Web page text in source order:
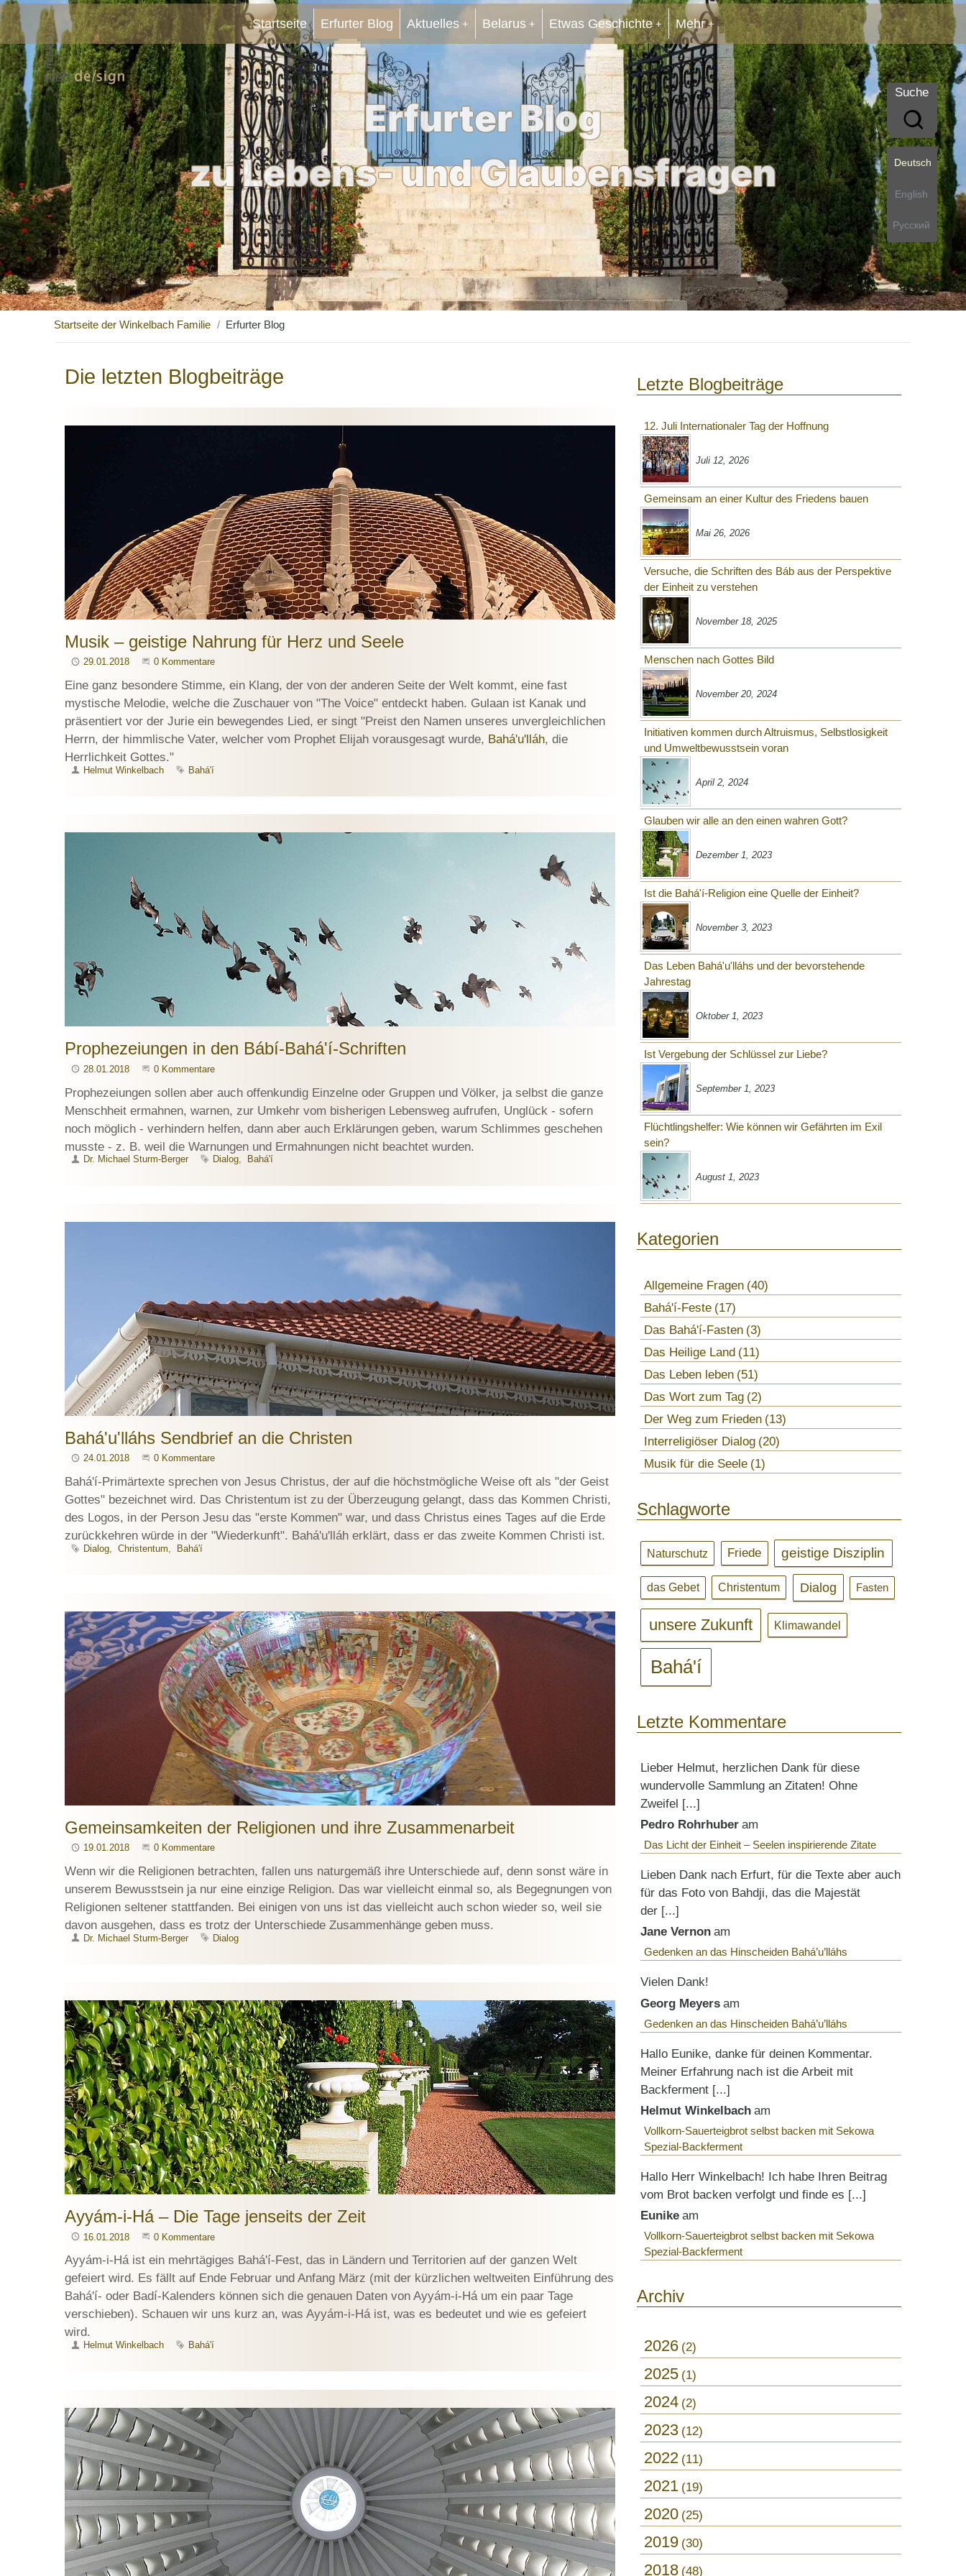
Startseite Erfurter Blog Aktuelles Belarus Etwas Geschichte Mehr
Suche
Deutsch
English
Русский
Erfurter Blog
zu Lebens- und Glaubensfragen
Startseite der Winkelbach Familie Erfurter Blog
Die letzten Blogbeiträge
Musik – geistige Nahrung für Herz und Seele
Publiziert
29.01.2018 Beginne eine Unterhaltung
0 Kommentare
Eine ganz besondere Stimme, ein Klang, der von der anderen Seite der Welt kommt, eine fast
mystische Melodie, welche die Zuschauer von "The Voice" entdeckt haben. Gulaan ist Kanak und
präsentiert vor der Jurie ein bewegendes Lied, er singt "Preist den Namen unseres unvergleichlichen
Herrn, der himmlische Vater, welcher vom Prophet Elijah vorausgesagt wurde, Bahá'u'lláh, die
Herrlichkeit Gottes."
Autor
Helmut Winkelbach Schlagwort
Bahá'í
Prophezeiungen in den Bábí-Bahá'í-Schriften
Publiziert
28.01.2018 Beginne eine Unterhaltung
0 Kommentare
Prophezeiungen sollen aber auch offenkundig Einzelne oder Gruppen und Völker, ja selbst die ganze
Menschheit ermahnen, warnen, zur Umkehr vom bisherigen Lebensweg aufrufen, Unglück - sofern
noch möglich - verhindern helfen, dann aber auch Erklärungen geben, warum Schlimmes geschehen
musste - z. B. weil die Warnungen und Ermahnungen nicht beachtet wurden.
Autor
Dr. Michael Sturm-Berger Schlagworte
Dialog Bahá'í
Bahá'u'lláhs Sendbrief an die Christen
Publiziert
24.01.2018 Beginne eine Unterhaltung
0 Kommentare
Bahá'í-Primärtexte sprechen von Jesus Christus, der auf die höchstmögliche Weise oft als "der Geist
Gottes" bezeichnet wird. Das Christentum ist zu der Überzeugung gelangt, dass das Kommen Christi,
des Logos, in der Person Jesu das "erste Kommen" war, und dass Christus eines Tages auf die Erde
zurückkehren würde in der "Wiederkunft". Bahá'u'lláh erklärt, dass er das zweite Kommen Christi ist.
Schlagworte
Dialog Christentum Bahá'í
Gemeinsamkeiten der Religionen und ihre Zusammenarbeit
Publiziert
19.01.2018 Beginne eine Unterhaltung
0 Kommentare
Wenn wir die Religionen betrachten, fallen uns naturgemäß ihre Unterschiede auf, denn sonst wäre in
unserem Bewusstsein ja nur eine einzige Religion. Das war vielleicht einmal so, als Begegnungen von
Religionen seltener stattfanden. Bei einigen von uns ist das vielleicht auch schon wieder so, weil sie
davon ausgehen, dass es trotz der Unterschiede Zusammenhänge geben muss.
Autor
Dr. Michael Sturm-Berger Schlagwort
Dialog
Ayyám-i-Há – Die Tage jenseits der Zeit
Publiziert
16.01.2018 Beginne eine Unterhaltung
0 Kommentare
Ayyám-i-Há ist ein mehrtägiges Bahá'í-Fest, das in Ländern und Territorien auf der ganzen Welt
gefeiert wird. Es fällt auf Ende Februar und Anfang März (mit der kürzlichen weltweiten Einführung des
Bahá'í- oder Badí-Kalenders können sich die genauen Daten von Ayyám-i-Há um ein paar Tage
verschieben). Schauen wir uns kurz an, was Ayyám-i-Há ist, was es bedeutet und wie es gefeiert
wird.
Autor
Helmut Winkelbach Schlagwort
Bahá'í
Letzte Blogbeiträge
12. Juli Internationaler Tag der Hoffnung
Juli 12, 2026
Gemeinsam an einer Kultur des Friedens bauen
Mai 26, 2026
Versuche, die Schriften des Báb aus der Perspektive
der Einheit zu verstehen
November 18, 2025
Menschen nach Gottes Bild
November 20, 2024
Initiativen kommen durch Altruismus, Selbstlosigkeit
und Umweltbewusstsein voran
April 2, 2024
Glauben wir alle an den einen wahren Gott?
Dezember 1, 2023
Ist die Bahá'í-Religion eine Quelle der Einheit?
November 3, 2023
Das Leben Bahá'u'lláhs und der bevorstehende
Jahrestag
Oktober 1, 2023
Ist Vergebung der Schlüssel zur Liebe?
September 1, 2023
Flüchtlingshelfer: Wie können wir Gefährten im Exil
sein?
August 1, 2023
Kategorien
Allgemeine Fragen 40
Bahá'í-Feste 17
Das Bahá'í-Fasten 3
Das Heilige Land
11
Das Leben leben 51
Das Wort zum Tag 2
Der Weg zum Frieden 13
Interreligiöser Dialog 20
Musik für die Seele 1
Schlagworte
Naturschutz Friede geistige Disziplin
das Gebet Christentum Dialog Fasten
unsere Zukunft Klimawandel
Bahá'í
Letzte Kommentare
Lieber Helmut, herzlichen Dank für diese
wundervolle Sammlung an Zitaten! Ohne
Zweifel [...]
Pedro Rohrhuber am
Das Licht der Einheit – Seelen inspirierende Zitate
Lieben Dank nach Erfurt, für die Texte aber auch
für das Foto von Bahdji, das die Majestät
der [...]
Jane Vernon am
Gedenken an das Hinscheiden Bahá’u’lláhs
Vielen Dank!
Georg Meyers am
Gedenken an das Hinscheiden Bahá’u’lláhs
Hallo Eunike, danke für deinen Kommentar.
Meiner Erfahrung nach ist die Arbeit mit
Backferment [...]
Helmut Winkelbach am
Vollkorn-Sauerteigbrot selbst backen mit Sekowa
Spezial-Backferment
Hallo Herr Winkelbach! Ich habe Ihren Beitrag
vom Brot backen verfolgt und finde es [...]
Eunike am
Vollkorn-Sauerteigbrot selbst backen mit Sekowa
Spezial-Backferment
Archiv
2026 2
2025 1
2024 2
2023 12
2022 11
2021 19
2020 25
2019 30
2018 48